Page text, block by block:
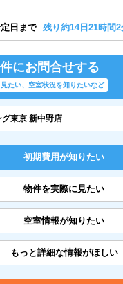
日まで 残り約14日21時間2
にお問合せする
たい、空室状況を知りたいなど
東京 新中野店
初期費用が知りたい
物件を実際に見たい
空室情報が知りたい
もっと詳細な情報がほしい